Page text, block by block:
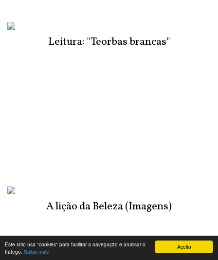
Aceito
Este sítio usa "cookies" para facilitar a navegação e analisar o
tráfego. Saiba mais
Leitura: "Teorbas brancas"
A lição da Beleza (Imagens)